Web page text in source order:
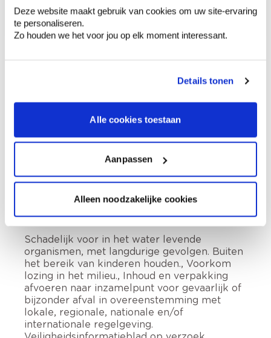
Deze website maakt gebruik van cookies om uw site-ervaring
te personaliseren.
Zo houden we het voor jou op elk moment interessant.
Details tonen
Alle cookies toestaan
Aanpassen
Alleen noodzakelijke cookies
Besteld op weekdagen (ma-vr), binnen 2 à 3
werkdagen geleverd.
Afhalen in de winkel
Hoe te gebruiken?
Schadelijk voor in het water levende
organismen, met langdurige gevolgen. Buiten
het bereik van kinderen houden., Voorkom
lozing in het milieu., Inhoud en verpakking
afvoeren naar inzamelpunt voor gevaarlijk of
bijzonder afval in overeenstemming met
lokale, regionale, nationale en/of
internationale regelgeving.